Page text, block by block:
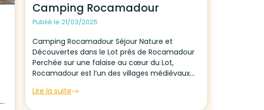
Camping Rocamadour
Publié le 21/03/2025
Camping Rocamadour Séjour Nature et
Découvertes dans le Lot prés de Rocamadour
Perchée sur une falaise au cœur du Lot,
Rocamadour est l’un des villages médiévaux
sanctuaire marial, ses ruelles pittoresques et
Lire la suite